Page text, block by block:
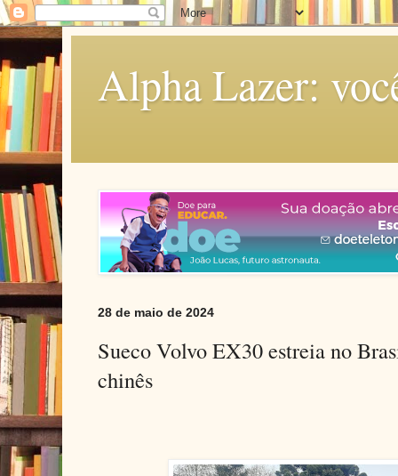
Alpha Lazer:
28 de maio de 2024
Sueco Volvo EX30 estreia no
chinês